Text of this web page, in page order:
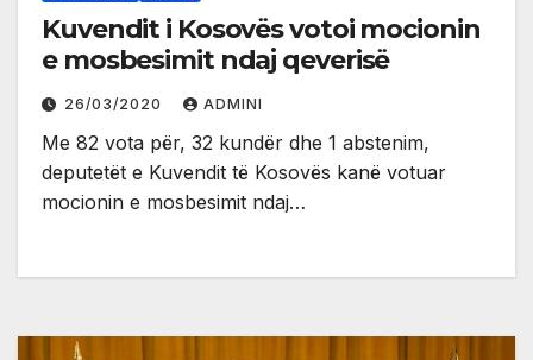
Kuvendit i Kosovës votoi mocionin
e mosbesimit ndaj qeverisë
26/03/2020 ADMINI
Me 82 vota për, 32 kundër dhe 1 abstenim,
deputetët e Kuvendit të Kosovës kanë votuar
mocionin e mosbesimit ndaj…